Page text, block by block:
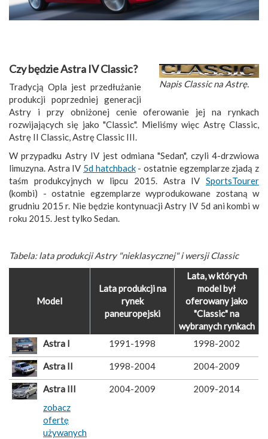
Napis Classic na Astrę.
Czy będzie Astra IV Classic?
Tradycją Opla jest przedłużanie
produkcji poprzedniej generacji
Astry i przy obniżonej cenie oferowanie jej na rynkach
rozwijających się jako "Classic". Mieliśmy więc Astrę Classic,
Astrę II Classic, Astrę Classic III.
W przypadku Astry IV jest odmiana "Sedan", czyli 4-drzwiowa
limuzyna. Astra IV 5d hatchback- ostatnie egzemplarze zjadą z
taśm produkcyjnych w lipcu 2015. Astra IV SportsTourer
(kombi) - ostatnie egzemplarze wyprodukowane zostaną w
grudniu 2015 r. Nie będzie kontynuacji Astry IV 5d ani kombi w
roku 2015. Jest tylko Sedan.
Tabela: lata produkcji Astry "nieklasycznej" i wersji Classic
Model
Lata produkcji na
rynek
paneuropejski
Lata, w których
model był
oferowany jako
"Classic" na
wybranych rynkach
Astra I
1991-1998 1998-2002
Astra II 1998-2004 2004-2009
Astra III
zobacz
ofertę
używanych
2004-2009 2009-2014